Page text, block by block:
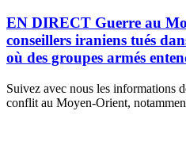
EN DIRECT Guerre au
conseillers iraniens tués
où des groupes armés
Suivez avec nous les informations
conflit au Moyen-Orient,